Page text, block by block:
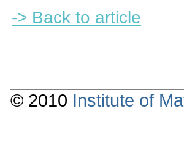
-> Back to article
© 2010 Institute of